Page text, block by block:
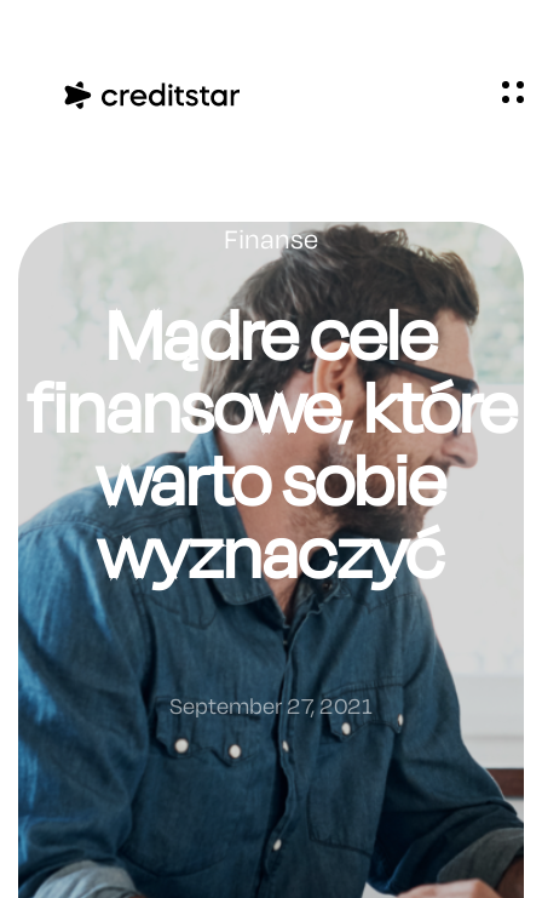
Finanse
Mądre cele
finansowe, które
warto sobie
wyznaczyć
September 27, 2021